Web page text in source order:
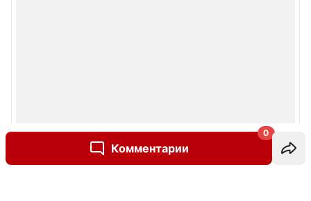
Комментарии
0